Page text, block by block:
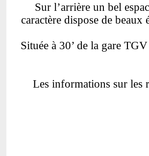
Sur l’arrière un bel
caractère dispose de
Située à 30’ de la gare
Les informations sur les